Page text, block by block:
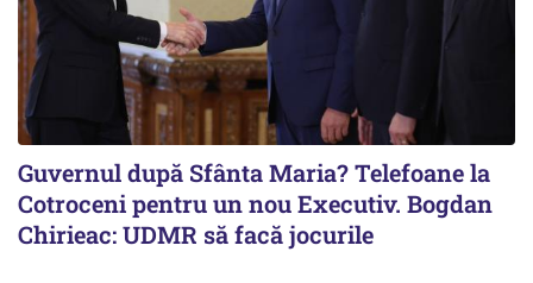
Guvernul după Sfânta Maria? Telefoane la
Cotroceni pentru un nou Executiv. Bogdan
Chirieac: UDMR să facă jocurile